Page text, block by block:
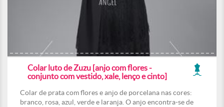
Colar luto de Zuzu [anjo com flores -
conjunto com vestido, xale, lenço e cinto]
Colar de prata com flores e anjo de porcelana nas cores:
branco, rosa, azul, verde e laranja. O anjo encontra-se de